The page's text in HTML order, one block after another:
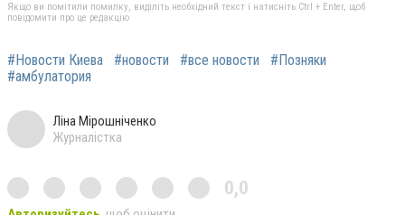
Якщо ви помітили помилку, виділіть необхідний текст і натисніть Ctrl + Enter, щоб
повідомити про це редакцію
#Новости Киева #новости #все новости
#Позняки
#амбулатория
Ліна Мірошніченко
Журналістка
0,0